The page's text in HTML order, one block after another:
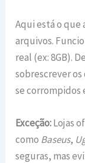
Aqui está o que
arquivos.
real (ex: 8GB).
sobrescrever
se corrompidos
Exceção:Lojas
como Baseus,
seguras, mas